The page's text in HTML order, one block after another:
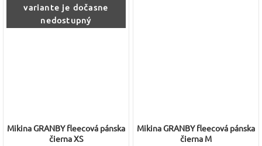
variante je dočasne
nedostupný
Mikina GRANBY fleecová pánska
čierna XS
Mikina GRANBY fleecová pánska
čierna M